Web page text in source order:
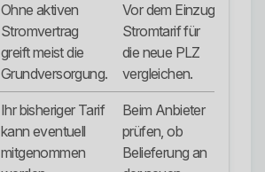
Ohne aktiven
Stromvertrag
greift meist die
Grundversorgung.
Vor dem Einzug
Stromtarif für
die neue PLZ
vergleichen.
Ihr bisheriger Tarif
kann eventuell
mitgenommen
Beim Anbieter
prüfen, ob
Belieferung an